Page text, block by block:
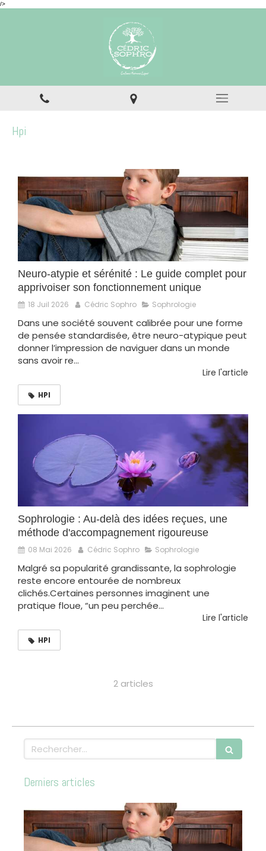
/>
Hpi
Neuro-atypie et sérénité : Le guide complet pour
apprivoiser son fonctionnement unique
18 Juil 2026 Cédric Sophro Sophrologie
Dans une société souvent calibrée pour une forme
de pensée standardisée, être neuro-atypique peut
donner l’impression de naviguer dans un monde
sans avoir re...
Lire l'article
HPI
Sophrologie : Au-delà des idées reçues, une
méthode d'accompagnement rigoureuse
08 Mai 2026 Cédric Sophro Sophrologie
Malgré sa popularité grandissante, la sophrologie
reste encore entourée de nombreux
clichés.Certaines personnes imaginent une
pratique floue, “un peu perchée...
Lire l'article
HPI
2 articles
Rechercher
Derniers articles